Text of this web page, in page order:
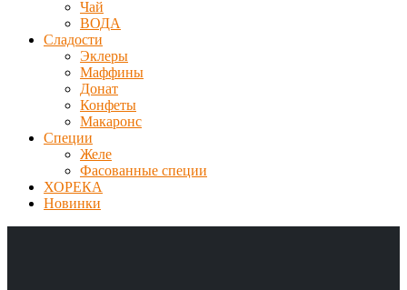
Чай
ВОДА
Сладости
Эклеры
Маффины
Донат
Конфеты
Макаронс
Специи
Желе
Фасованные специи
ХОРЕКА
Новинки